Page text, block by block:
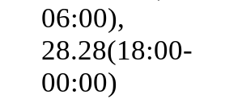
06:00),
28.28(18:00-
00:00)